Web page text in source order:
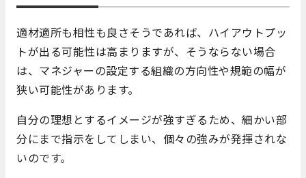
適材適所も相性も良さそうであれば、ハイアウトプッ
トが出る可能性は高まりますが、そうならない場合
は、マネジャーの設定する組織の方向性や規範の幅が
狭い可能性があります。
自分の理想とするイメージが強すぎるため、細かい部
分にまで指示をしてしまい、個々の強みが発揮されな
いのです。